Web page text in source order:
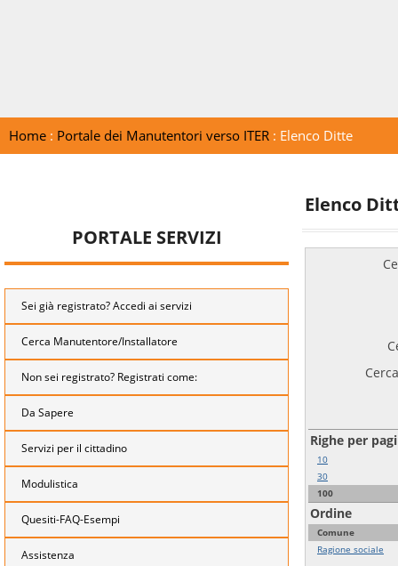
Home: Portale dei Manutentori verso ITER: Elenco Ditte
PORTALE SERVIZI
Sei già registrato? Accedi ai servizi
Cerca Manutentore/Installatore
Non sei registrato? Registrati come:
Da Sapere
Servizi per il cittadino
Modulistica
Quesiti-FAQ-Esempi
Assistenza
Elenco
Righe per
10
30
100
Ordine
Comune
Ragione sociale